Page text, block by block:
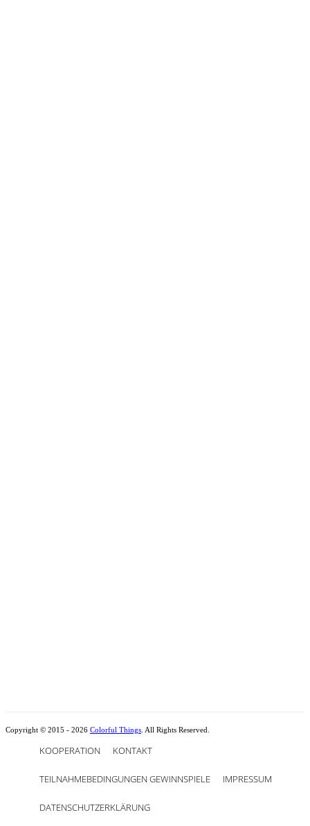
Copyright © 2015 - 2026 Colorful Things . All Rights Reserved.
KOOPERATION KONTAKT
TEILNAHMEBEDINGUNGEN GEWINNSPIELE IMPRESSUM
DATENSCHUTZERKLÄRUNG